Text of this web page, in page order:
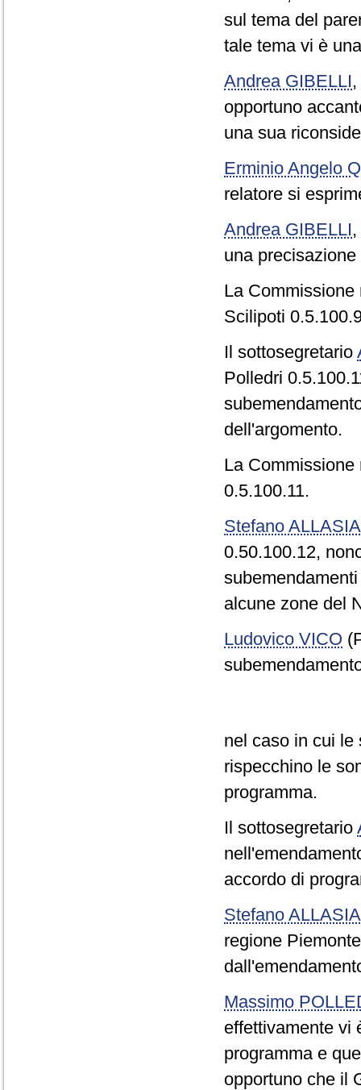
sul tema del
tale tema vi è
Andrea GIBELLI,
opportuno
una sua
Erminio Angelo
relatore si
Andrea GIBELLI,
una
La
Scilipoti
Il sottosegretario
Polledri
dell'argomento.
La
0.5.100.11.
Stefano ALLASIA
0.50.100.12,
alcune zone del
Ludovico VICO
nel caso in cui le
rispecchino le
programma.
Il sottosegretario
accordo di
Stefano ALLASIA
regione
Massimo
effettivamente vi
programma e
opportuno che il